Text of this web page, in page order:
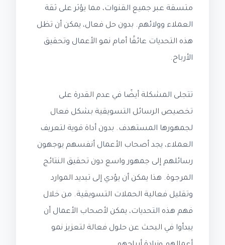
متسقة عبر جميع القنوات، مما يؤثر على ثقة
العملاء وولائهم. بدون حل فعال، يمكن أن تظل
هذه التحديات عائقًا أمام نمو الأعمال وتحقيق
الأرباح.
تتجلى المشكلة أيضًا في عدم القدرة على
تخصيص الرسائل التسويقية بشكل فعال
لجمهورها المستهدف. بدون أداة قوية لتعريف
العملاء، يجد أصحاب الأعمال أنفسهم يوجهون
رسائلهم إلى جمهور واسع دون تحقيق النتائج
المرجوة. هذا يمكن أن يؤدي إلى تبديد الموارد
وتقليل فعالية الحملات التسويقية. من خلال
فهم هذه التحديات، يمكن لأصحاب الأعمال أن
يبدأوا في البحث عن حلول فعالة لتعزيز نمو